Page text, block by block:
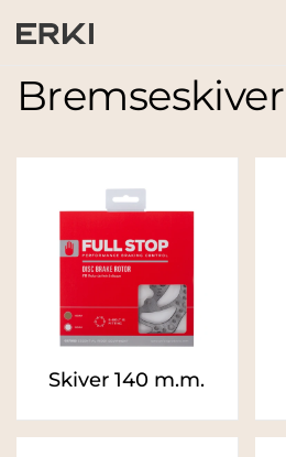
Bremseskiver
Skiver 140 m.m.